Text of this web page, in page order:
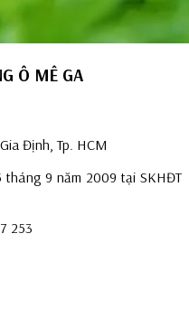
Ô MÊ GA
Định, Tp. HCM
9 năm 2009 tại SKHĐT
253